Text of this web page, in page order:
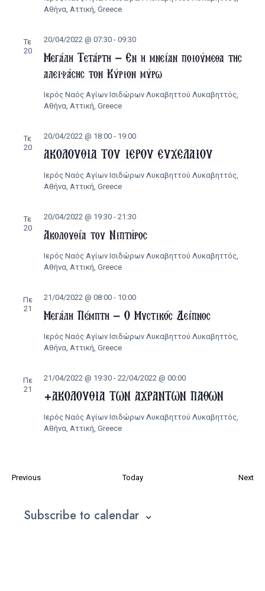
Αθήνα, Αττική, Greece
Τε
20
Μεγάλη Τετάρτη – Εν η μνείαν ποιούμεθα της
αλειψάσης τον Κύριον μύρω
20/04/2022 @ 07:30- 09:30
Ιερός Ναός Αγίων Ισιδώρων Λυκαβηττού Λυκαβηττός,
Αθήνα, Αττική, Greece
Τε
20
ΑΚΟΛΟΥΘΙΑ ΤΟΥ ΙΕΡΟΥ ΕΥΧΕΛΑΙΟΥ
20/04/2022 @ 18:00- 19:00
Ιερός Ναός Αγίων Ισιδώρων Λυκαβηττού Λυκαβηττός,
Αθήνα, Αττική, Greece
Τε
20
Ακολουθία του Νιπτήρος
20/04/2022 @ 19:30- 21:30
Ιερός Ναός Αγίων Ισιδώρων Λυκαβηττού Λυκαβηττός,
Αθήνα, Αττική, Greece
Πε
21
Μεγάλη Πέμπτη – Ο Μυστικός Δείπνος
21/04/2022 @ 08:00- 10:00
Ιερός Ναός Αγίων Ισιδώρων Λυκαβηττού Λυκαβηττός,
Αθήνα, Αττική, Greece
Πε
21
+ΑΚΟΛΟΥΘΙΑ ΤΩΝ ΑΧΡΑΝΤΩΝ ΠΑΘΩΝ
21/04/2022 @ 19:30- 22/04/2022 @ 00:00
Ιερός Ναός Αγίων Ισιδώρων Λυκαβηττού Λυκαβηττός,
Αθήνα, Αττική, Greece
PreviousΕκδηλώσεις Today Next
Subscribe to calendar